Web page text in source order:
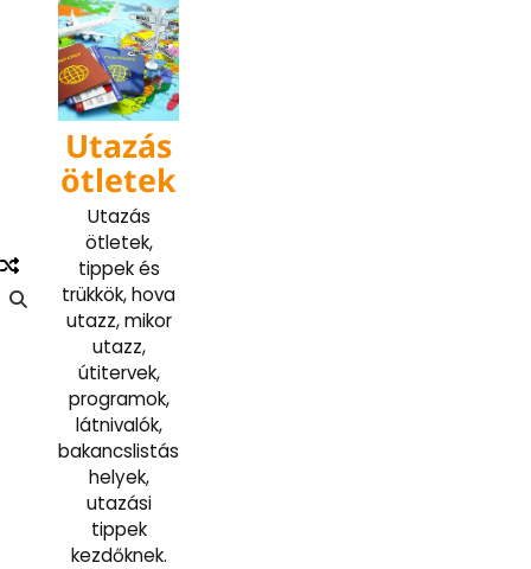
content
Utazás
ötletek
Utazás
ötletek,
tippek és
trükkök, hova
utazz, mikor
utazz,
útitervek,
programok,
látnivalók,
bakancslistás
helyek,
utazási
tippek
kezdőknek.